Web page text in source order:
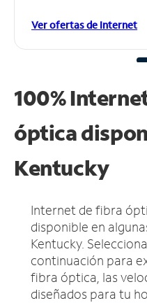
Ver ofertas de Internet
100%
óptica
Kentucky
Internet de fibra
disponible en
Kentucky.
continuación para
fibra óptica, las
diseñados para tu